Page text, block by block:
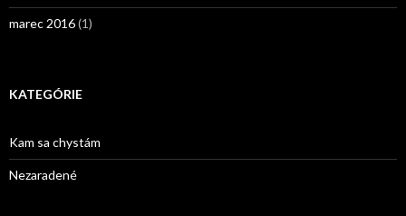
marec 2016(1)
KATEGÓRIE
Kam sa chystám
Nezaradené